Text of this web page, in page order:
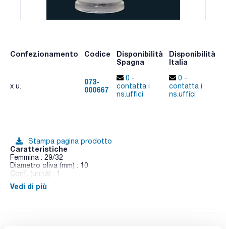
Confezionamento Codice
Disponibilità
Spagna
Disponibilità
Italia
x u.
073-
000667
0 -
contatta i
ns.uffici
0 -
contatta i
ns.uffici
Stampa pagina prodotto
Caratteristiche
Femmina : 29/32
Diametro oliva (mm) : 10
Conf. (unità) : 1
Raccordi femmina con oliva laterale
Vedi di più